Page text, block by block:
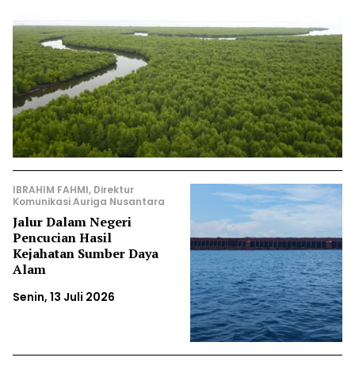
IBRAHIM FAHMI, Direktur
Komunikasi Auriga Nusantara
Jalur Dalam Negeri
Pencucian Hasil
Kejahatan Sumber Daya
Alam
Senin, 13 Juli 2026